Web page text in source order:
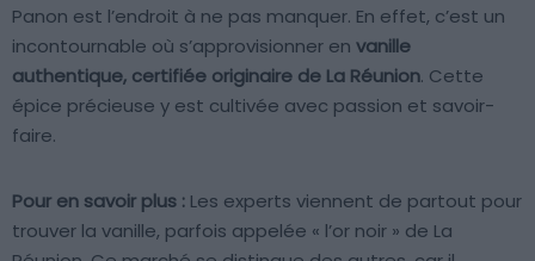
Panon est l’endroit à ne pas manquer. En effet, c’est un
incontournable où s’approvisionner en vanille
authentique, certifiée originaire de La Réunion. Cette
épice précieuse y est cultivée avec passion et savoir-
faire.
Pour en savoir plus : Les experts viennent de partout pour
trouver la vanille, parfois appelée « l’or noir » de La